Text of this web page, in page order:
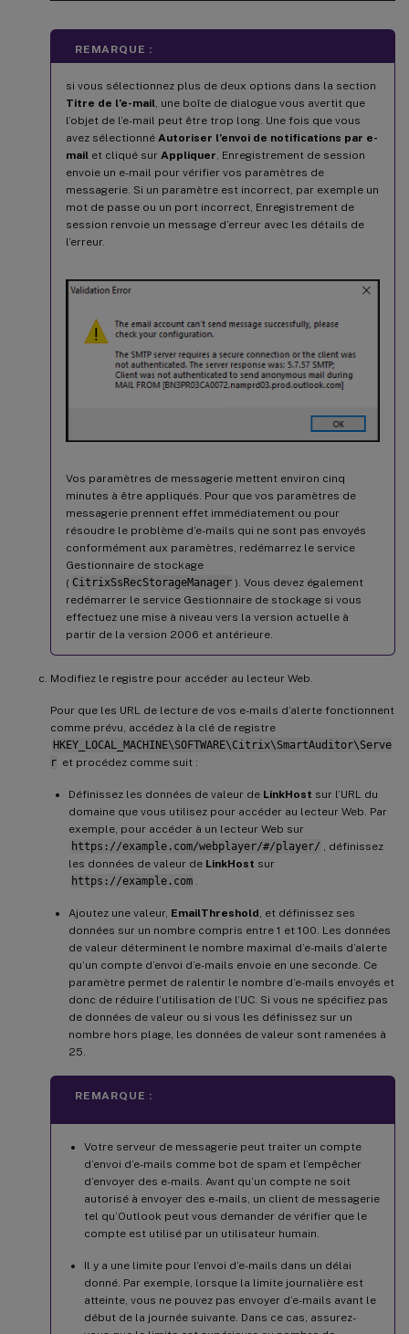
REMARQUE :
si vous sélectionnez plus de deux options dans la section
Titre de l’e-mail, une boîte de dialogue vous avertit que
l’objet de l’e-mail peut être trop long. Une fois que vous
avez sélectionné Autoriser l’envoi de notifications par e-
mail et cliqué sur Appliquer, Enregistrement de session
envoie un e-mail pour vérifier vos paramètres de
messagerie. Si un paramètre est incorrect, par exemple un
mot de passe ou un port incorrect, Enregistrement de
session renvoie un message d’erreur avec les détails de
l’erreur.
Vos paramètres de messagerie mettent environ cinq
minutes à être appliqués. Pour que vos paramètres de
messagerie prennent effet immédiatement ou pour
résoudre le problème d’e-mails qui ne sont pas envoyés
conformément aux paramètres, redémarrez le service
Gestionnaire de stockage
( CitrixSsRecStorageManager ). Vous devez également
redémarrer le service Gestionnaire de stockage si vous
effectuez une mise à niveau vers la version actuelle à
partir de la version 2006 et antérieure.
Modifiez le registre pour accéder au lecteur Web.
Pour que les URL de lecture de vos e-mails d’alerte fonctionnent
comme prévu, accédez à la clé de registre
HKEY_LOCAL_MACHINE\SOFTWARE\Citrix\SmartAuditor\Serve
r et procédez comme suit :
Définissez les données de valeur de LinkHost sur l’URL du
domaine que vous utilisez pour accéder au lecteur Web. Par
exemple, pour accéder à un lecteur Web sur
https://example.com/webplayer/#/player/
, définissez
les données de valeur de LinkHost sur
https://example.com
Ajoutez une valeur, EmailThreshold , et définissez ses
données sur un nombre compris entre 1 et 100. Les données
de valeur déterminent le nombre maximal d’e-mails d’alerte
qu’un compte d’envoi d’e-mails envoie en une seconde. Ce
paramètre permet de ralentir le nombre d’e-mails envoyés et
donc de réduire l’utilisation de l’UC. Si vous ne spécifiez pas
de données de valeur ou si vous les définissez sur un
nombre hors plage, les données de valeur sont ramenées à
25.
REMARQUE :
Votre serveur de messagerie peut traiter un compte
d’envoi d’e-mails comme bot de spam et l’empêcher
d’envoyer des e-mails. Avant qu’un compte ne soit
autorisé à envoyer des e-mails, un client de messagerie
tel qu’Outlook peut vous demander de vérifier que le
compte est utilisé par un utilisateur humain.
Il y a une limite pour l’envoi d’e-mails dans un délai
donné. Par exemple, lorsque la limite journalière est
atteinte, vous ne pouvez pas envoyer d’e-mails avant le
début de la journée suivante. Dans ce cas, assurez-